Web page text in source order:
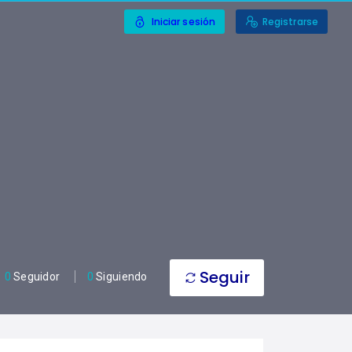
Iniciar sesión Registrarse
0 Seguidor 0 Siguiendo Seguir